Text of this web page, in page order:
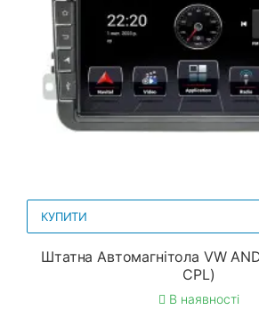
КУПИТИ
Штатна Автомагнітола VW
CPL)
В наявності